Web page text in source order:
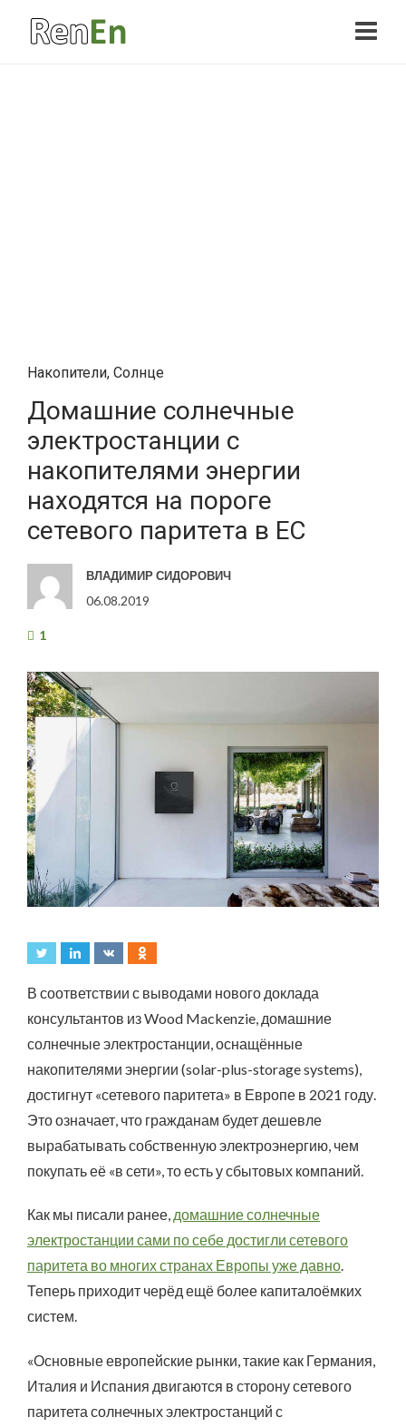
Накопители, Солнце
Домашние солнечные
электростанции с
накопителями энергии
находятся на пороге
сетевого паритета в ЕС
ВЛАДИМИР СИДОРОВИЧ
06.08.2019
1
В соответствии с выводами нового доклада
консультантов из Wood Mackenzie, домашние
солнечные электростанции, оснащённые
накопителями энергии (solar-plus-storage systems),
достигнут «сетевого паритета» в Европе в 2021 году.
Это означает, что гражданам будет дешевле
вырабатывать собственную электроэнергию, чем
покупать её «в сети», то есть у сбытовых компаний.
Как мы писали ранее, домашние солнечные
электростанции сами по себе достигли сетевого
паритета во многих странах Европы уже давно.
Теперь приходит черёд ещё более капиталоёмких
систем.
«Основные европейские рынки, такие как Германия,
Италия и Испания двигаются в сторону сетевого
паритета солнечных электростанций с